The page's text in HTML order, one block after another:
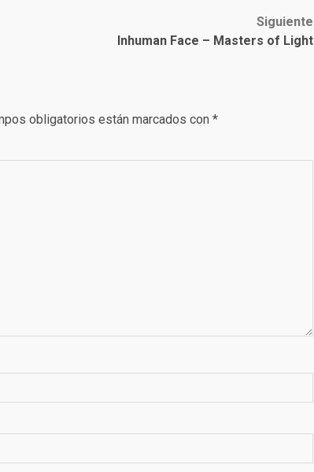
Siguiente
Inhuman Face – Masters of Light
obligatorios están marcados con *